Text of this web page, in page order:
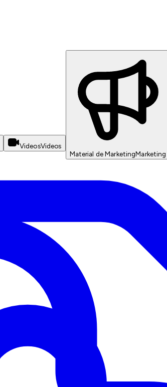
VideosVideos
Material de MarketingMarketing